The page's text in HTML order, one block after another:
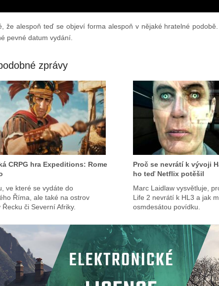
že alespoň teď se objeví forma alespoň v nějaké hratelné
pevné datum vydání.
zprávy
CRPG hra Expeditions: Rome
ve které se vydáte do
Říma, ale také na ostrov
Řecku či Severní Afriky.
Proč se nevrátí k vývoji
ho teď Netflix potěšil
Marc Laidlaw vysvětluje,
Life 2 nevrátí k HL3 a jak
osmdesátou povídku.